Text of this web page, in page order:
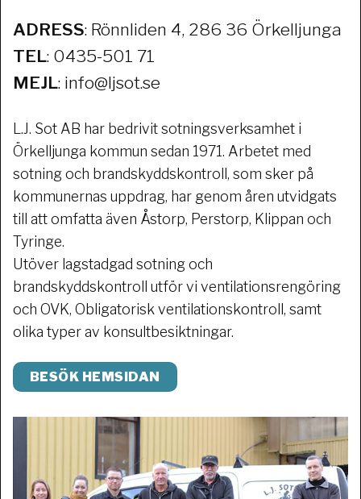
ADRESS: Rönnliden 4, 286 36 Örkelljunga
TEL: 0435-501 71
MEJL: info@ljsot.se
L.J. Sot AB har bedrivit sotningsverksamhet i
Örkelljunga kommun sedan 1971. Arbetet med
sotning och brandskyddskontroll, som sker på
kommunernas uppdrag, har genom åren utvidgats
till att omfatta även Åstorp, Perstorp, Klippan och
Tyringe.
Utöver lagstadgad sotning och
brandskyddskontroll utför vi ventilationsrengöring
och OVK, Obligatorisk ventilationskontroll, samt
olika typer av konsultbesiktningar.
BESÖK HEMSIDAN